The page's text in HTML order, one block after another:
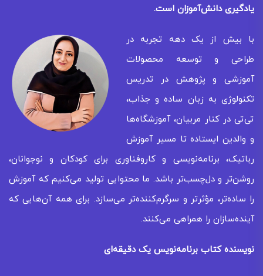
یادگیریدانش‌آموزان است.
با بیش از یک دهه تجربه در
طراحی و توسعه محصولات
آموزشی و پژوهش در تدریس
تکنولوژی به زبان ساده و جذاب،
تی‌تی در کنار مربیان، آموزشگاه‌ها
و والدین ایستاده تا مسیر آموزش
رباتیک، برنامه‌نویسی و کاروفناوری برای کودکان و نوجوانان،
روشن‌تر و دل‌چسب‌تر باشد. ما محتوایی تولید می‌کنیم که آموزش
را ساده‌تر، مؤثرتر و سرگرم‌کننده‌تر می‌سازد. برای همه‌ آن‌هایی که
آینده‌سازان را همراهی می‌کنند.
نویسنده کتاب برنامه‌نویس یک دقیقه‌ای